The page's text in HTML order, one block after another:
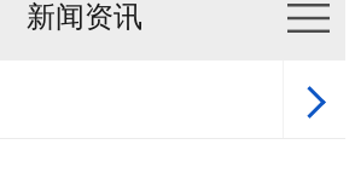
新闻资讯